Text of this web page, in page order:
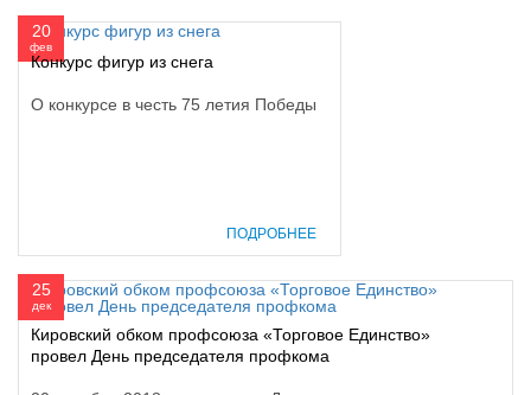
20
фев
Конкурс фигур из снега
О конкурсе в честь 75 летия Победы
ПОДРОБНЕЕ
25
дек
Кировский обком профсоюза «Торговое Единство»
провел День председателя профкома